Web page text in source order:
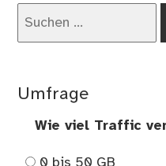
Umfrage
Wie viel Traffic
0 bis 50 GB